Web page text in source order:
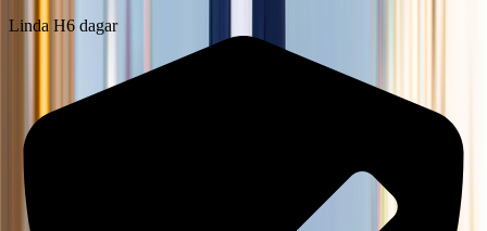
Linda H6 dagar